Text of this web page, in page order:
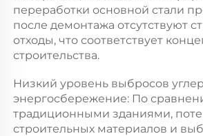
переработки основной стали
после демонтажа отсутствуют
отходы, что соответствует
строительства.
Низкий уровень выбросов
энергосбережение: По
традиционными зданиями,
строительных материалов и